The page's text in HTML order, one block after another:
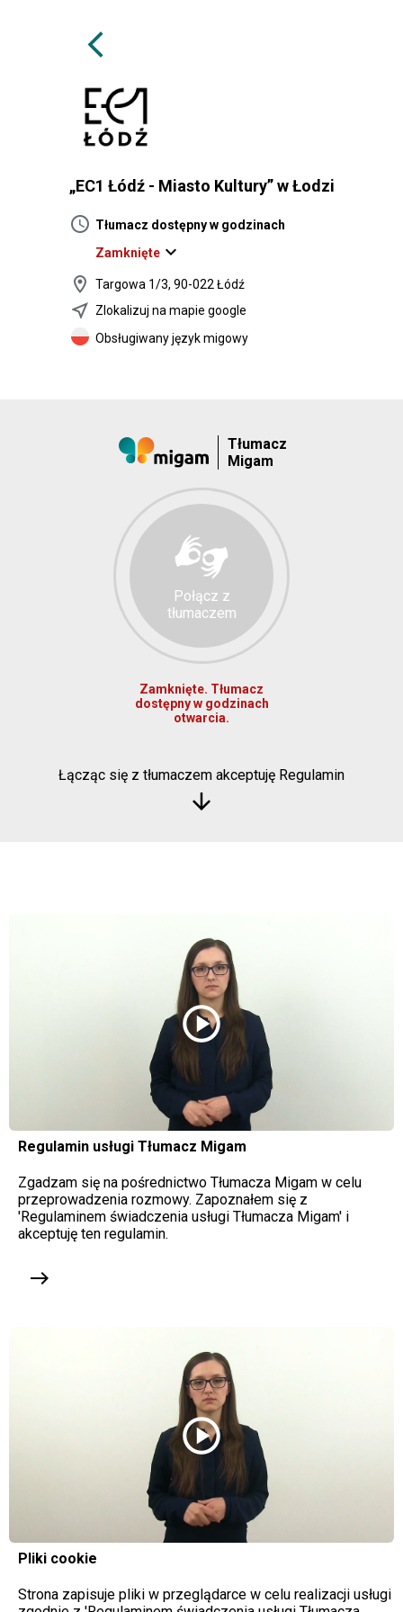
arrow_back_ios
„EC1 Łódź - Miasto Kultury” w Łodzi
schedule Tłumacz dostępny w godzinach
Zamknięteexpand_more
location_on
Targowa 1/3, 90-022 Łódź
near_me Zlokalizuj na mapie google
Obsługiwany język migowy
Tłumacz
Migam
Połącz z
tłumaczem
Zamknięte. Tłumacz
dostępny w godzinach
otwarcia.
Łącząc się z tłumaczem akceptuję Regulamin
arrow_downward
play_circle
Regulamin usługi Tłumacz Migam
Zgadzam się na pośrednictwo Tłumacza Migam w celu
przeprowadzenia rozmowy. Zapoznałem się z
'Regulaminem świadczenia usługi Tłumacza Migam' i
akceptuję ten regulamin.
east
play_circle
Pliki cookie
Strona zapisuje pliki w przeglądarce w celu realizacji usługi